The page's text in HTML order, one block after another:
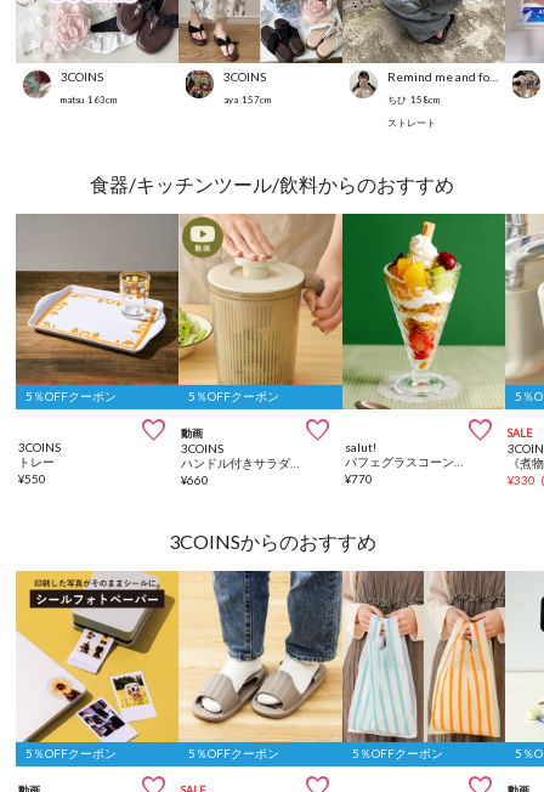
3COINS
matsu 163cm
3COINS
aya 157cm
Remind me and forever
ちひ 158cm
ストレート
食器/キッチンツール/飲料からのおすすめ
5％OFFクーポン

3COINS
トレー
¥550
5％OFFクーポン
動画 
3COINS
¥660

salut!
¥770
5％
SALE
¥330
3COINSからのおすすめ
5％OFFクーポン 5％OFFクーポン 5％OFFクーポン 5％